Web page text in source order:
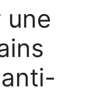
une